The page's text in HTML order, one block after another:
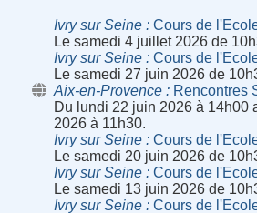
Ivry sur Seine
Cours de
Le samedi 4 juillet 2026 de
Ivry sur Seine
Cours de
Le samedi 27 juin 2026 de
Aix-en-Provence
Rencontres
Du lundi 22 juin 2026 à 14h00
2026 à 11h30.
Ivry sur Seine
Cours de
Le samedi 20 juin 2026 de
Ivry sur Seine
Cours de
Le samedi 13 juin 2026 de
Ivry sur Seine
Cours de